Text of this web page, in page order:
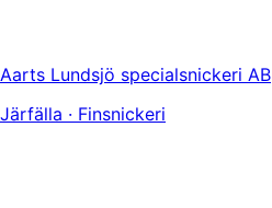
Aarts Lundsjö specialsnickeri AB
Järfälla · Finsnickeri